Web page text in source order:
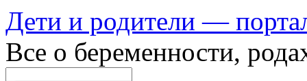
Дети и родители —
Все о беременности,